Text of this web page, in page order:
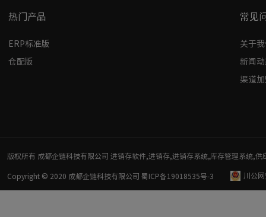
热门产品
ERP标准版
仓配版
常见
关于
新闻
渠道
版权所有 成都企链科技有限公司 进销存软件,进销存,进销存系统,库存管理系统,
Copyright © 2020 成都企链科技有限公司 蜀ICP备19018535号-3 川公